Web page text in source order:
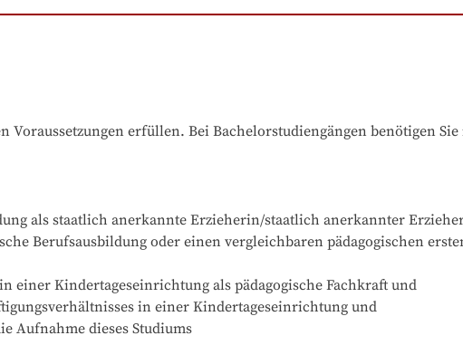
Voraussetzungen erfüllen. Bei Bachelorstudiengängen benötigen
als staatlich anerkannte Erzieherin/staatlich anerkannter
Berufsausbildung oder einen vergleichbaren pädagogischen
einer Kindertageseinrichtung als pädagogische Fachkraft und
in einer Kindertageseinrichtung und
Aufnahme dieses Studiums